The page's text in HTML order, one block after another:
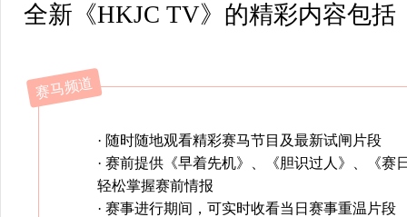
全新 《HKJC TV》 的精彩内容包括
赛马频道
· 随时随地观看精彩赛马节目及最新试闸片段
· 赛前提供《早着先机》、《胆识过人》、《赛
轻松掌握赛前情报
· 赛事进行期间，可实时收看当日赛事重温片段